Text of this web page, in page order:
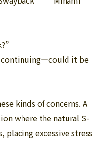
continuing—could it be
kinds of concerns. A
where the natural S-
placing excessive stress